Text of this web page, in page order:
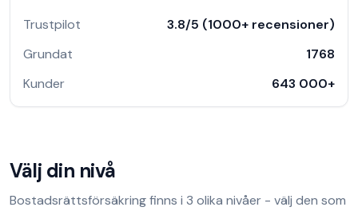
Trustpilot 3.8/5 (1000+ recensioner)
Grundat
1768
Kunder
643 000+
Välj din nivå
Bostadsrättsförsäkringfinns i 3 olika nivåer - välj den som